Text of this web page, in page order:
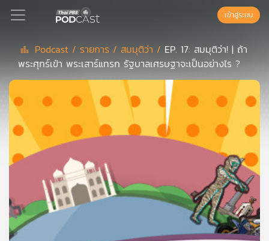
Podcast
เพล
ย์
ลิ
แนะนำ
เพล
ย์
ลิ
เข้าสู่ระบบ
Podcast / รายการ /สมมุติว่า / EP. 17: สมมุติว่า! | ถ้า
พระศุกร์เข้า พระเสาร์แทรก รัฐบาลเศรษฐาจะเป็นอย่างไร ?